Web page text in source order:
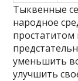
Тыквенные
народное
уменьшить
улучшить